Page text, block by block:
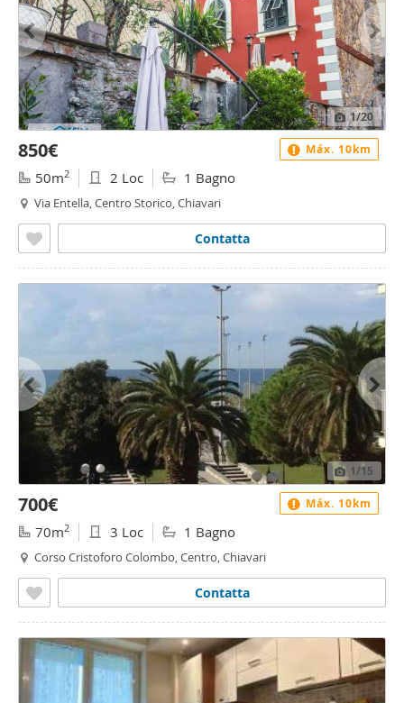
1/20
850€
50m2 2 Loc 1 Bagno
Via Entella, Centro Storico, Chiavari
Contatta
Máx. 10km
1/15
700€
70m2 3 Loc 1 Bagno
Corso Cristoforo Colombo, Centro, Chiavari
Contatta
Máx. 10km